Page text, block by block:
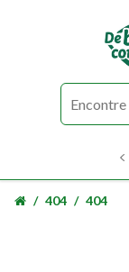
404 404